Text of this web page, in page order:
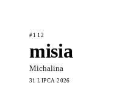
#112
misia
Michalina
31 LIPCA 2026